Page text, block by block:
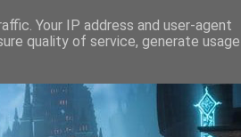
DRAGON AGE THE VEILGUARD
Your IP address and user-agent
quality of service, generate usage